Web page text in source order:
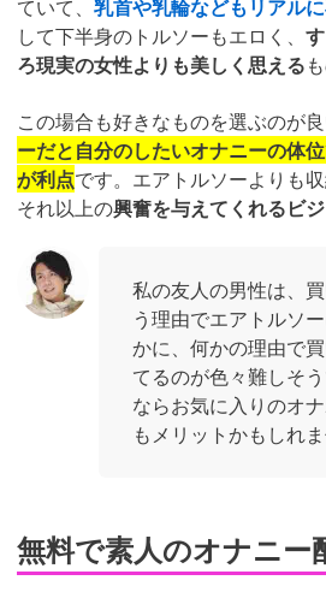
ていて、 乳首や乳輪などもリアル
して下半身のトルソーもエロく、
ろ現実の女性よりも美しく思える
この場合も好きなものを選ぶのが良
ーだと自分のしたいオナニーの体
が利点です。エアトルソーよりも
それ以上の興奮を与えてくれるビ
私の友人の男性は、
う理由でエアトルソ
かに、何かの理由で
てるのが色々難しそ
ならお気に入りのオ
もメリットかもしれま
無料で素人のオナニー